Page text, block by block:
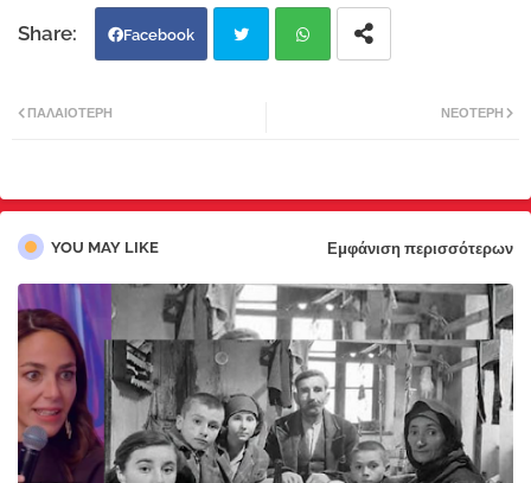
Facebook
pp
ΝΕΌΤΕΡΗ
ΠΑΛΑΙΌΤΕΡΗ
YOU MAY LIKE Εμφάνιση περισσότερων